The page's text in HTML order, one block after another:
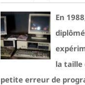
En
la taille
petite erreur de